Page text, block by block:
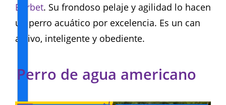
Barbet. Su frondoso pelaje y agilidad lo hacen
un perro acuático por excelencia. Es un can
activo, inteligente y obediente.
Perro de agua americano